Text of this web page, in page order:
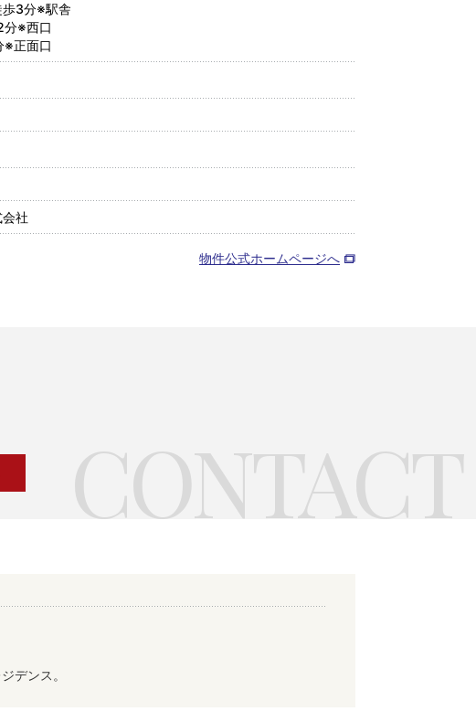
歩3分※駅舎
分※西口
※正面口
社
物件公式ホームページへ
デンス。